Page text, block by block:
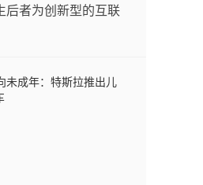
后者为创新型的互联